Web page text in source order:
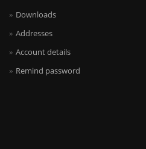
Downloads
Addresses
Account details
Remind password